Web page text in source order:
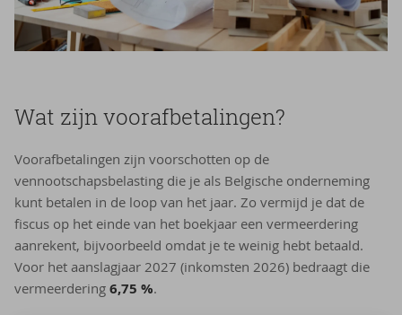
Wat zijn voor­af­be­ta­lin­gen?
Voorafbetalingen zijn voorschotten op de
vennootschapsbelasting die je als Belgische onderneming
kunt betalen in de loop van het jaar. Zo vermijd je dat de
fiscus op het einde van het boekjaar een vermeerdering
aanrekent, bijvoorbeeld omdat je te weinig hebt betaald.
Voor het aanslagjaar 2027 (inkomsten 2026) bedraagt die
vermeerdering 6,75 %.